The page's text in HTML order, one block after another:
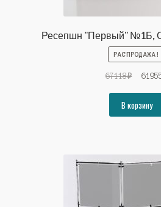
Ресепшн "Первый" №1Б,
РАСПРОДАЖА!
67118₽
В корзину